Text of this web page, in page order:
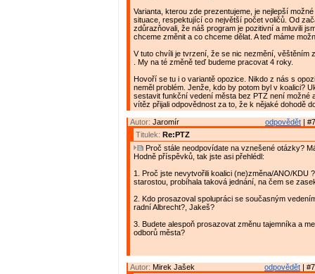
Varianta, kterou zde prezentujeme, je nejlepší
situace, respektující co největší počet voličů. Od
zdůrazňovali, že náš program je pozitivní a mluvili
chceme změnit a co chceme dělat. A teď máme
V tuto chvíli je tvrzení, že se nic nezmění, věštěním
. My na té změně teď budeme pracovat 4 roky.
Hovoří se tu i o variantě opozice. Nikdo z nás s
neměl problém. Jenže, kdo by potom byl v koalici?
sestavit funkční vedení města bez PTZ není možné
vítěz přijali odpovědnost za to, že k nějaké dohodě
odpovědět |
Autor: Jaromír
Titulek: Re:PTZ
Proč stále neodpovídate na vznešené otázky?
Hodně příspěvků, tak jste asi přehlédl:
1. Proč jste nevytvořili koalici (ne)změna/ANO/KDU
starostou, probíhala taková jednání, na čem se
2. Kdo prosazoval spolupráci se současným
radní Albrecht?, Jakeš?
3. Budete alespoň prosazovat změnu tajemníka a
odborů města?
odpovědět |
Autor: Mirek Jašek